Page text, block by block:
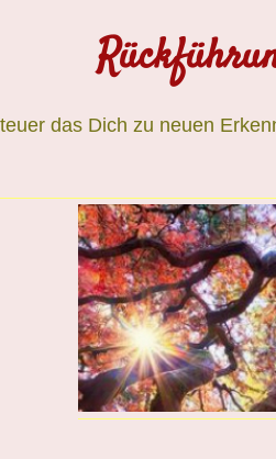
das Dich zu neuen